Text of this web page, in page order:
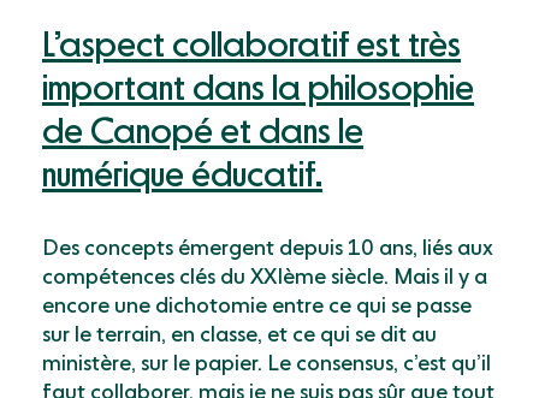
L’aspect collaboratif est très
important dans la philosophie
de Canopé et dans le
numérique éducatif.
Des concepts émergent depuis 10 ans, liés aux
compétences clés du XXIème siècle. Mais il y a
encore une dichotomie entre ce qui se passe
sur le terrain, en classe, et ce qui se dit au
ministère, sur le papier. Le consensus, c’est qu’il
faut collaborer, mais je ne suis pas sûr que tout